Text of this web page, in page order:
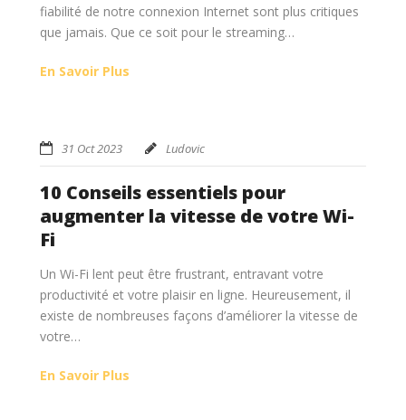
fiabilité de notre connexion Internet sont plus critiques
que jamais. Que ce soit pour le streaming…
En Savoir Plus
31 Oct 2023 Ludovic
10 Conseils essentiels pour
augmenter la vitesse de votre Wi-
Fi
Un Wi-Fi lent peut être frustrant, entravant votre
productivité et votre plaisir en ligne. Heureusement, il
existe de nombreuses façons d’améliorer la vitesse de
votre…
En Savoir Plus